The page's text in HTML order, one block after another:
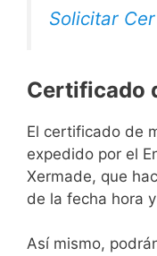
Solicitar
Certificado
El certificado de
expedido por el
Xermade, que
de la fecha hora
Así mismo,